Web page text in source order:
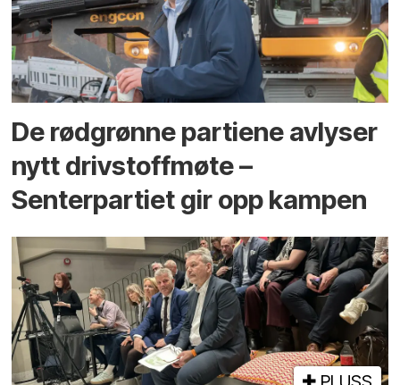
De rødgrønne partiene avlyser
nytt drivstoffmøte –
Senterpartiet gir opp kampen